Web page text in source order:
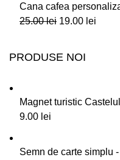
Cana cafea
25.00lei 19.00 lei
PRODUSE NOI
Magnet turistic
9.00 lei
Semn de carte simplu